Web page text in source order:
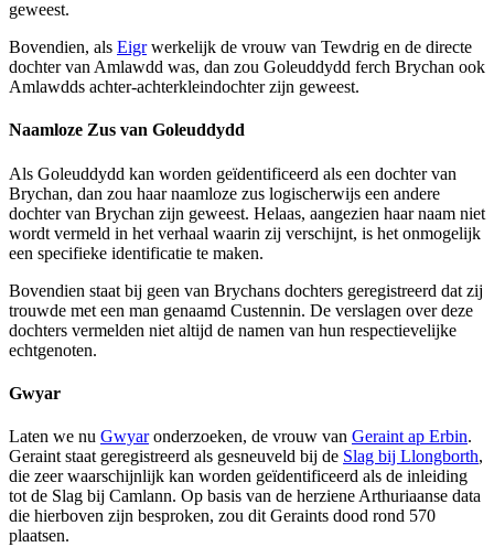
geweest.
Bovendien, als Eigrwerkelijk de vrouw van Tewdrig en de directe
dochter van Amlawdd was, dan zou Goleuddydd ferch Brychan ook
Amlawdds achter-achterkleindochter zijn geweest.
Naamloze Zus van Goleuddydd
Als Goleuddydd kan worden geïdentificeerd als een dochter van
Brychan, dan zou haar naamloze zus logischerwijs een andere
dochter van Brychan zijn geweest. Helaas, aangezien haar naam niet
wordt vermeld in het verhaal waarin zij verschijnt, is het onmogelijk
een specifieke identificatie te maken.
Bovendien staat bij geen van Brychans dochters geregistreerd dat zij
trouwde met een man genaamd Custennin. De verslagen over deze
dochters vermelden niet altijd de namen van hun respectievelijke
echtgenoten.
Gwyar
Laten we nu Gwyaronderzoeken, de vrouw van Geraint ap Erbin.
Geraint staat geregistreerd als gesneuveld bij de Slag bij Llongborth,
die zeer waarschijnlijk kan worden geïdentificeerd als de inleiding
tot de Slag bij Camlann. Op basis van de herziene Arthuriaanse data
die hierboven zijn besproken, zou dit Geraints dood rond 570
plaatsen.